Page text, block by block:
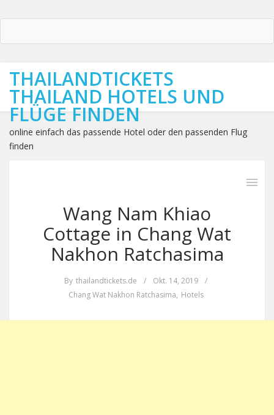
THAILANDTICKETS
THAILAND HOTELS UND
FLÜGE FINDEN
online einfach das passende Hotel oder den passenden Flug
finden
Wang Nam Khiao
Cottage in Chang Wat
Nakhon Ratchasima
By thailandtickets.de / Okt. 14, 2019
/
Chang Wat Nakhon Ratchasima, Hotels